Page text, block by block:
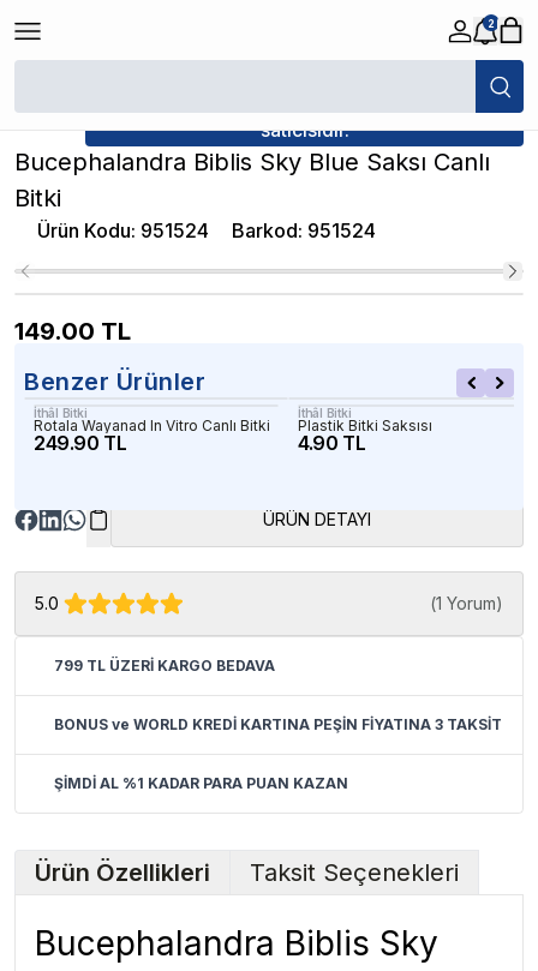
2
/ Bucephalandra Biblis Sky Blue Saksı Canlı Bitki
satıcısıdır.
Bucephalandra Biblis Sky Blue Saksı Canlı
Bitki
Ürün Kodu: 951524 Barkod: 951524
149.00 TL
Benzer Ürünler
İthâl Bitki
Rotala Wayanad In Vitro Canlı Bitki
249.90 TL
İthâl Bitki
Plastik Bitki Saksısı
4.90 TL
ÜRÜN DETAYI
5.0 (1 Yorum)
799 TL ÜZERİ KARGO BEDAVA
BONUS ve WORLD KREDİ KARTINA PEŞİN FİYATINA 3 TAKSİT
ŞİMDİ AL %1 KADAR PARA PUAN KAZAN
Ürün Özellikleri Taksit Seçenekleri
Bucephalandra Biblis Sky